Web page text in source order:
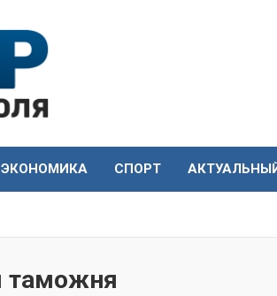
ЭКОНОМИКА СПОРТ
таможня